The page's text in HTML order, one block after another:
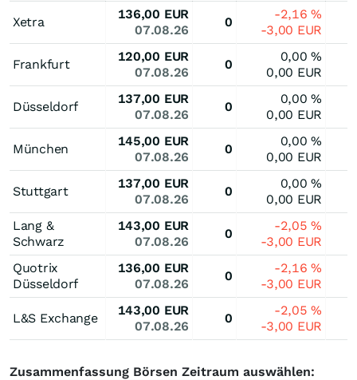
Xetra
136,00 EUR
07.08.26
0
-2,16%
-3,00 EUR
Frankfurt
120,00 EUR
07.08.26
0
0,00%
0,00 EUR
Düsseldorf
137,00 EUR
07.08.26
0
0,00%
0,00 EUR
München
145,00 EUR
07.08.26
0
0,00%
0,00 EUR
Stuttgart
137,00 EUR
07.08.26
0
0,00%
0,00 EUR
Lang &
Schwarz
143,00 EUR
07.08.26
0
-2,05%
-3,00 EUR
Quotrix
Düsseldorf
136,00 EUR
07.08.26
0
-2,16%
-3,00 EUR
L&S Exchange
143,00 EUR
07.08.26
0
-2,05%
-3,00 EUR
Zusammenfassung Börsen Zeitraum auswählen: